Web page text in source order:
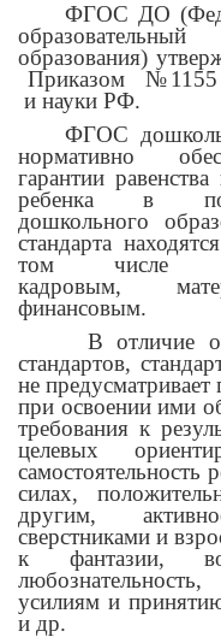
ФГОС ДО
образования)
Приказом №1155
и науки РФ.
ФГОС
нормативно
гарантии
ребенка в
дошкольного
стандарта
том числе
кадровым,
финансовым.
В отличие от
стандартов,
не предусматривает
при освоении ими
требования к
целевых
самостоятельность
силах,
другим,
сверстниками и
к фантазии,
усилиям и
и др.